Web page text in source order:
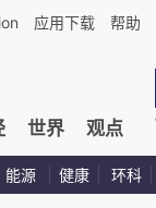
应用下载 帮助
世界 观点
能源 健康 环科